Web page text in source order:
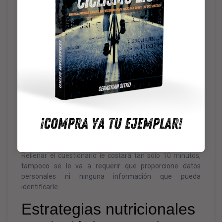
Para responder a todas estas preguntas necesitamos
contar con una muestra suficientemente grande para
que sea relevante desde el punto de vista científico.
Cuanto mayor la muestra, mayor la calidad de las
conclusiones sonsacadas del análisis y mayor posibilidad
de ayudar al colectivo ciclista en general con la
información de la que dispongamos.Por estas razones
pido de nuevo la colaboración de todo aquel que cumpla
los requisitos para participar en el estudio:
Usar potenciómetro
Haber realizado una prueba de esfuerzo en
Rellenar el cuestionario le costará tan sólo 10 minutos,
tampoco se le va a requerir que proporcione datos
personales ni ninguna información que pueda
identificarle.